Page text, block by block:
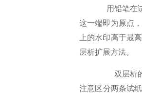
用铅笔在
这一端即为原点
上的水印高于最
层析扩展方法。
双层析
注意区分两条试